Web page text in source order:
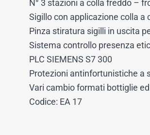
N° 3 stazioni a colla freddo –
Sigillo con applicazione colla a
Pinza stiratura sigilli in uscita per
Sistema controllo presenza
PLC SIEMENS S7 300
Protezioni antinfortunistiche a
Vari cambio formati bottiglie
Codice: EA 17